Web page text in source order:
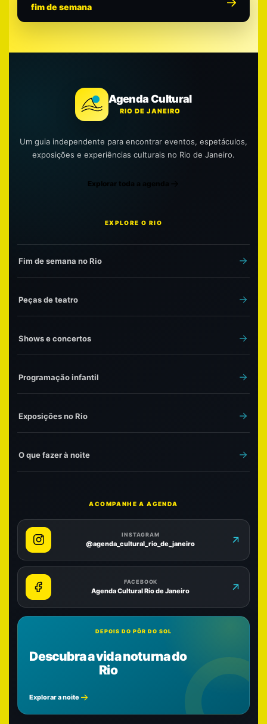
fim de semana
Agenda Cultural
RIO DE JANEIRO
Um guia independente para encontrar eventos, espetáculos,
exposições e experiências culturais no Rio de Janeiro.
Explorar toda a agenda
EXPLORE O RIO
Fim de semana no Rio
Peças de teatro
Shows e concertos
Programação infantil
Exposições no Rio
O que fazer à noite
ACOMPANHE A AGENDA
INSTAGRAM
@agenda_cultural_rio_de_janeiro
FACEBOOK
Agenda Cultural Rio de Janeiro
DEPOIS DO PÔR DO SOL
Descubra a vida noturna do
Rio
Explorar a noite